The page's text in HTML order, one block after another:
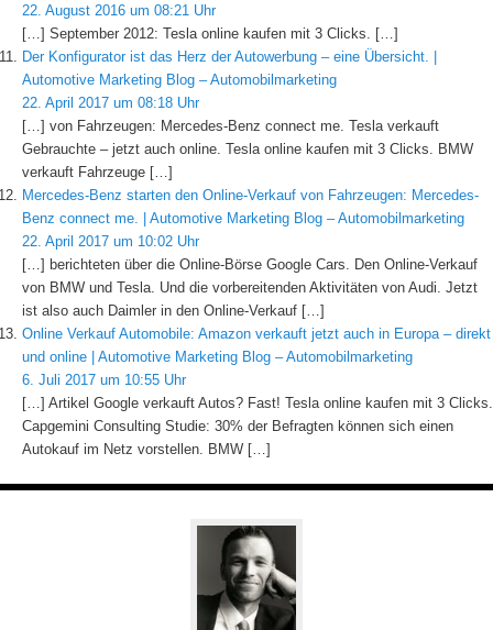
22. August 2016 um 08:21 Uhr
[…] September 2012: Tesla online kaufen mit 3 Clicks. […]
Der Konfigurator ist das Herz der Autowerbung – eine Übersicht. |
Automotive Marketing Blog – Automobilmarketing
22. April 2017 um 08:18 Uhr
[…] von Fahrzeugen: Mercedes-Benz connect me. Tesla verkauft
Gebrauchte – jetzt auch online. Tesla online kaufen mit 3 Clicks. BMW
verkauft Fahrzeuge […]
Mercedes-Benz starten den Online-Verkauf von Fahrzeugen: Mercedes-
Benz connect me. | Automotive Marketing Blog – Automobilmarketing
22. April 2017 um 10:02 Uhr
[…] berichteten über die Online-Börse Google Cars. Den Online-Verkauf
von BMW und Tesla. Und die vorbereitenden Aktivitäten von Audi. Jetzt
ist also auch Daimler in den Online-Verkauf […]
Online Verkauf Automobile: Amazon verkauft jetzt auch in Europa – direkt
und online | Automotive Marketing Blog – Automobilmarketing
6. Juli 2017 um 10:55 Uhr
[…] Artikel Google verkauft Autos? Fast! Tesla online kaufen mit 3 Clicks.
Capgemini Consulting Studie: 30% der Befragten können sich einen
Autokauf im Netz vorstellen. BMW […]